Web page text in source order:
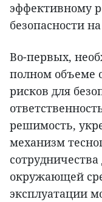
эффективному
безопасности
Во-первых,
полном объеме
рисков для
решимость,
механизм
окружающей
эксплуатации